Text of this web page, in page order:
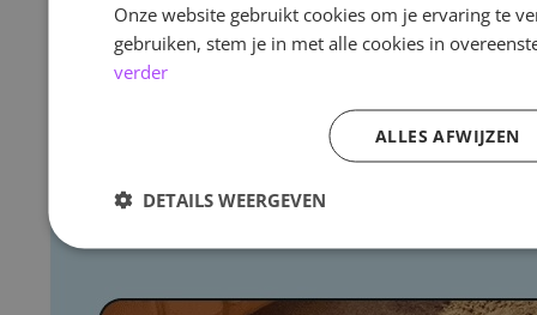
Onze website gebruikt cookies om je ervaring te
gebruiken, stem je in met alle cookies in
verder
ALLES AFWIJZEN
DETAILS WEERGEVEN